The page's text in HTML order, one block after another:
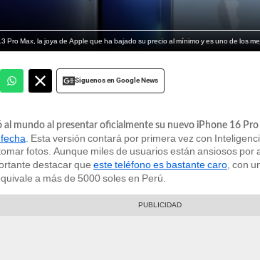
Pro Max, la joya de Apple que ha bajado su precio al mínimo y es uno de los
Siguenos en Google News
al mundo al presentar oficialmente su nuevo iPhone 16
. Esta versión contará por primera vez con
fotos. Aunque miles de usuarios están ansiosos por
destacar que este teléfono es bastante caro , con
a más de 5000 soles en Perú.